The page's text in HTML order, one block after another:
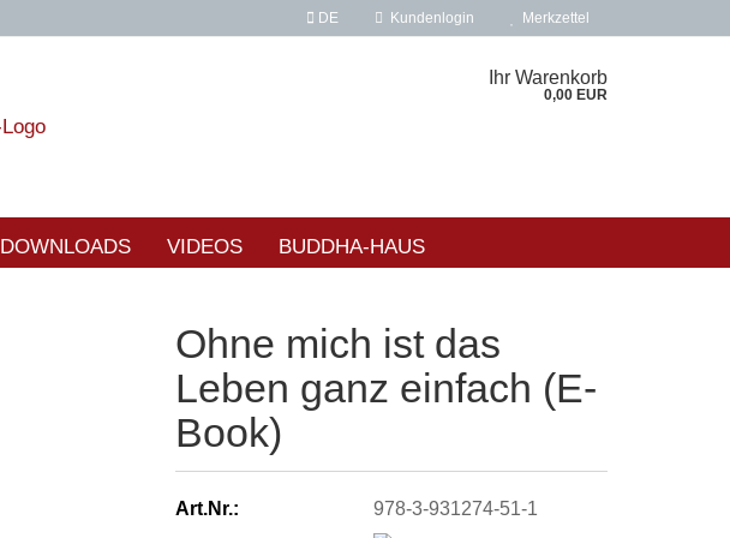
DE Kundenlogin Merkzettel
Ihr Warenkorb
0,00 EUR
DOWNLOADS VIDEOS BUDDHA-HAUS
Ohne mich ist das
Leben ganz einfach (E-
Book)
Art.Nr.:
978-3-931274-51-1